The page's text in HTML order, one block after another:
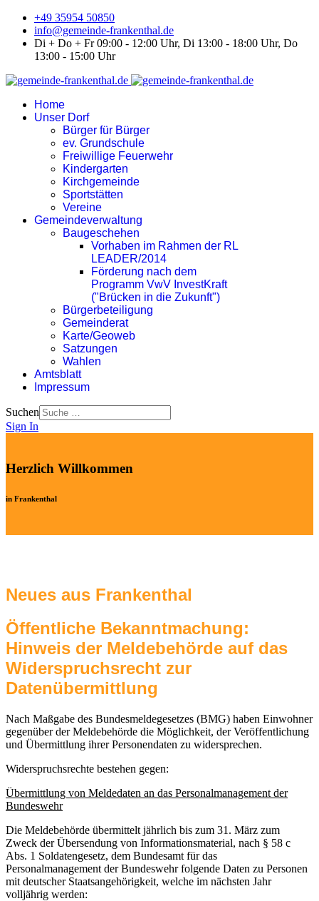
+49 35954 50850
info@gemeinde-frankenthal.de
Di + Do + Fr 09:00 - 12:00 Uhr, Di 13:00 - 18:00 Uhr, Do
13:00 - 15:00 Uhr
Home
Unser Dorf
Bürger für Bürger
ev. Grundschule
Freiwillige Feuerwehr
Kindergarten
Kirchgemeinde
Sportstätten
Vereine
Gemeindeverwaltung
Baugeschehen
Vorhaben im Rahmen der RL
LEADER/2014
Förderung nach dem
Programm VwV InvestKraft
("Brücken in die Zukunft")
Bürgerbeteiligung
Gemeinderat
Karte/Geoweb
Satzungen
Wahlen
Amtsblatt
Impressum
Suchen
Sign In
Herzlich Willkommen
in Frankenthal
Neues aus Frankenthal
Öffentliche Bekanntmachung:
Hinweis der Meldebehörde auf das
Widerspruchsrecht zur
Datenübermittlung
Nach Maßgabe des Bundesmeldegesetzes (BMG) haben Einwohner
gegenüber der Meldebehörde die Möglichkeit, der Veröffentlichung
und Übermittlung ihrer Personendaten zu widersprechen.
Widerspruchsrechte bestehen gegen:
Übermittlung von Meldedaten an das Personalmanagement der
Bundeswehr
Die Meldebehörde übermittelt jährlich bis zum 31. März zum
Zweck der Übersendung von Informationsmaterial, nach § 58 c
Abs. 1 Soldatengesetz, dem Bundesamt für das
Personalmanagement der Bundeswehr folgende Daten zu Personen
mit deutscher Staatsangehörigkeit, welche im nächsten Jahr
volljährig werden: